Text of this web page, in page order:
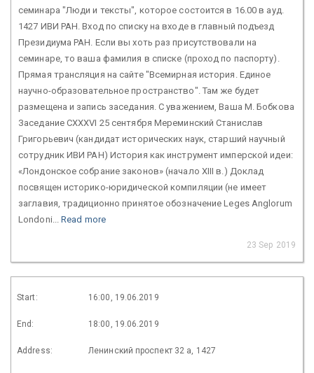
семинара "Люди и тексты", которое состоится в 16.00 в ауд.
1427 ИВИ РАН. Вход по списку на входе в главный подъезд
Президиума РАН. Если вы хоть раз присутствовали на
семинаре, то ваша фамилия в списке (проход по паспорту).
Прямая трансляция на сайте "Всемирная история. Единое
научно-образовательное пространство". Там же будет
размещена и запись заседания. С уважением, Ваша М. Бобкова
Заседание CXXXVI 25 сентября Мереминский Станислав
Григорьевич (кандидат исторических наук, старший научный
сотрудник ИВИ РАН) История как инструмент имперской идеи:
«Лондонское собрание законов» (начало XIII в.) Доклад
посвящен историко-юридической компиляции (не имеет
заглавия, традиционно принятое обозначение Leges Anglorum
Londoni...Read more
23 Sep 2019
Start: 16:00, 19.06.2019
End: 18:00, 19.06.2019
Address: Ленинский проспект 32 а, 1427